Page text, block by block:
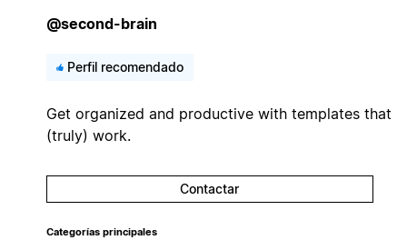
@second-brain
Perfil recomendado
Get organized and productive with templates that
(truly) work.
Contactar
Categorías principales